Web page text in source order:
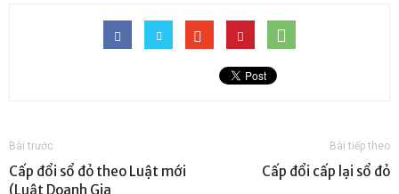
Bài trước
Cấp đổi sổ đỏ theo Luật mới
(Luật Doanh Gia
Bài tiếp theo
Cấp đổi cấp lại sổ đỏ